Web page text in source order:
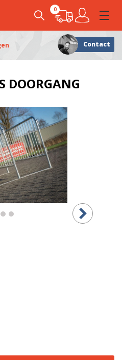
0
Klanten geven ons
Contact
DOORGANG